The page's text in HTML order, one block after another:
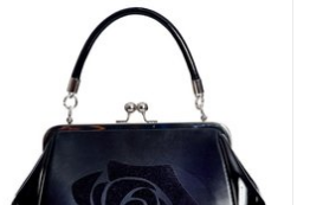
Banned Retro 50's Country Rose Handtas
Afmetingen: (bxhxd) ca. 27cm x 25cm x